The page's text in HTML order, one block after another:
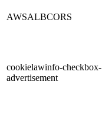
AWSALBCORS
cookielawinfo-checkbox-
advertisement